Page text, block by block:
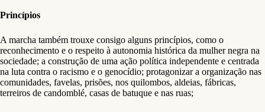
Princípios
A marcha também trouxe consigo alguns princípios, como o
reconhecimento e o respeito à autonomia histórica da mulher negra na
sociedade; a construção de uma ação política independente e centrada
na luta contra o racismo e o genocídio; protagonizar a organização nas
comunidades, favelas, prisões, nos quilombos, aldeias, fábricas,
terreiros de candomblé, casas de batuque e nas ruas;